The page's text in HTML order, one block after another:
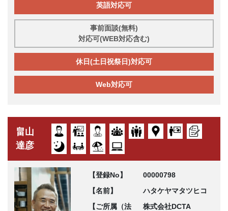
英語対応可
事前面談(無料)
対応可(WEB対応含む)
休日(土日祝祭日)対応可
Web対応可
畠山
達彦
【登録No】
00000798
【名前】
ハタケヤマタツヒコ
【ご所属（法
株式会社DCTA